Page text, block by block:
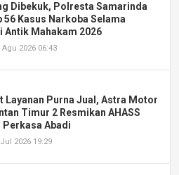
Dibekuk, Polresta Samarinda
56 Kasus Narkoba Selama
Antik Mahakam 2026
Agu 2026 06:43
Layanan Purna Jual, Astra Motor
Timur 2 Resmikan AHASS
Perkasa Abadi
2026 19:29